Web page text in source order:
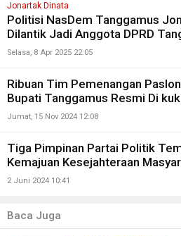
Jonartak Dinata
Politisi NasDem Tanggamus
Dilantik Jadi Anggota DPRD
Selasa, 8 Apr 2025 22:05
Ribuan Tim Pemenangan
Bupati Tanggamus Resmi Di
Jumat, 15 Nov 2024 12:08
Tiga Pimpinan Partai Politik
Kemajuan Kesejahteraan
2 Juni 2024 10:41
Baca Juga